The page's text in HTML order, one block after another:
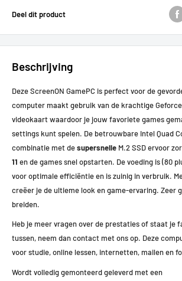
Deel dit product
Beschrijving
Deze ScreenON GamePC is perfect voor de
computer maakt gebruik van de krachtige Geforce
videokaart waardoor je jouw favoriete games
settings kunt spelen. De betrouwbare Intel Quad
combinatie met desupersnelle M.2 SSD ervoor
11 en de games snel opstarten. De voeding is (80
voor optimale efficiëntie en is zuinig in verbruik.
creëer je de ultieme look en game-ervaring. Zeer
breiden.
Heb je meer vragen over de prestaties of staat je
tussen, neem dan contact met ons op. Deze
voor studie, online lessen, internetten, mailen en
Wordt volledig gemonteerd geleverd met een